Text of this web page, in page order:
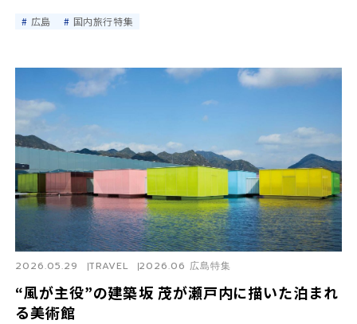
広島 国内旅行特集
“風が主役”の建築――坂 茂が瀬戸内に描いた泊まれ
る美術館
2026.05.29 TRAVEL 2026.06 広島特集